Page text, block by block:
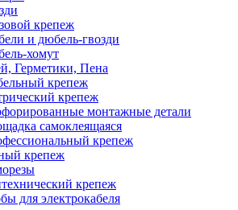
крепеж
и дюбель-гвозди
хомут
Герметики, Пена
крепеж
крепеж
монтажные детали
самоклеящаяся
крепеж
крепеж
крепеж
для электрокабеля